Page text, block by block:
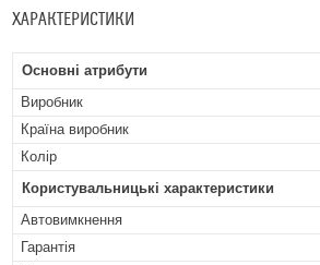
ХАРАКТЕРИСТИКИ
Основні атрибути
Виробник
Країна виробник
Колір
Користувальницькі характеристики
Автовимкнення
Гарантія